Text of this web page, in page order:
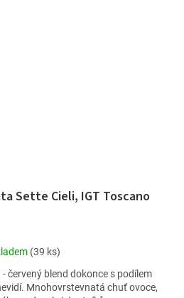
Sette Cieli, IGT Toscano
Průměrné
produktu
je
(39 ks)
červený blend dokonce s podílem
Mnohovrstevnatá chuť ovoce,